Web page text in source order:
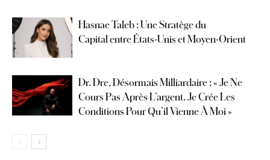
Hasnae Taleb : Une Stratège du
Capital entre États-Unis et Moyen-Orient
Dr. Dre, Désormais Milliardaire : « Je Ne
Cours Pas Après L’argent. Je Crée Les
Conditions Pour Qu’il Vienne À Moi »